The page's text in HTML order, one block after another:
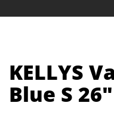
KELLYS
Blue S 26"